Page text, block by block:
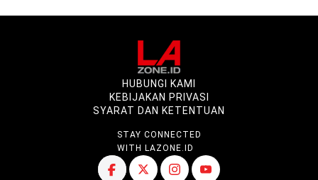
HUBUNGI KAMI
KEBIJAKAN PRIVASI
SYARAT DAN KETENTUAN
STAY CONNECTED
WITH LAZONE.ID